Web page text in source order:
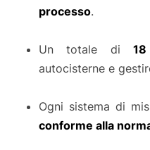
processo.
Un totale di
autocisterne e
Ogni sistema di
conforme alla